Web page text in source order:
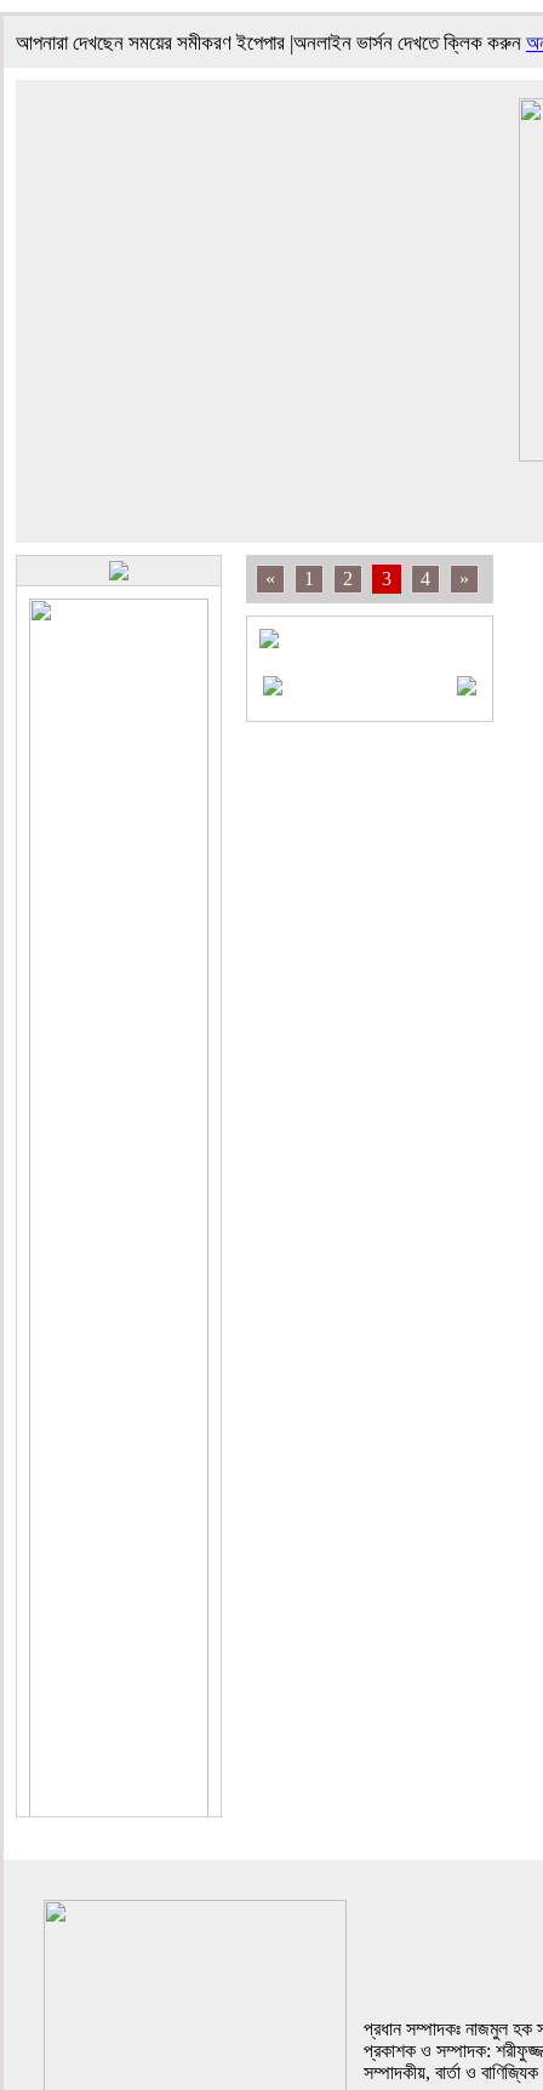
আপনারা দেখছেন সময়ের সমীকরণ ইপেপার |অনলাইন ভার্সন দেখতে ক্লিক করুন
« 1 2 3 4 »
প্রধান সম্পাদকঃ নাজমুল হক
প্রকাশক ও সম্পাদক:
সম্পাদকীয়, বার্তা ও